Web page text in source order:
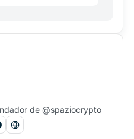
de @spaziocrypto